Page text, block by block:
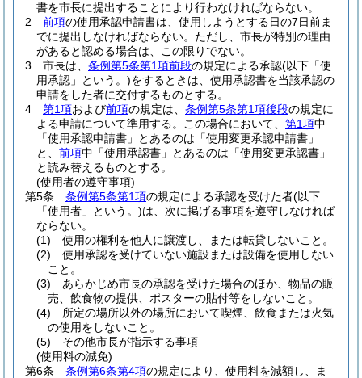
書を市長に提出することにより行わなければならない。
2
前項の使用承認申請書は、使用しようとする日の7日前ま
でに提出しなければならない。 ただし、市長が特別の理由
があると認める場合は、この限りでない。
3
市長は、 条例第5条第1項前段の規定による承認(以下「使
用承認」という。)をするときは、使用承認書を当該承認の
申請をした者に交付するものとする。
4
第1項および前項の規定は、 条例第5条第1項後段の規定に
よる申請について準用する。
この場合において、 第1項中
「使用承認申請書」とあるのは「使用変更承認申請書」
と、 前項中「使用承認書」とあるのは「使用変更承認書」
と読み替えるものとする。
(使用者の遵守事項)
第5条
条例第5条第1項の規定による承認を受けた者(以下
「使用者」という。)は、次に掲げる事項を遵守しなければ
ならない。
(1)
使用の権利を他人に譲渡し、または転貸しないこと。
(2)
使用承認を受けていない施設または設備を使用しない
こと。
(3)
あらかじめ市長の承認を受けた場合のほか、物品の販
売、飲食物の提供、ポスターの貼付等をしないこと。
(4)
所定の場所以外の場所において喫煙、飲食または火気
の使用をしないこと。
(5)
その他市長が指示する事項
(使用料の減免)
第6条
条例第6条第4項の規定により、使用料を減額し、ま